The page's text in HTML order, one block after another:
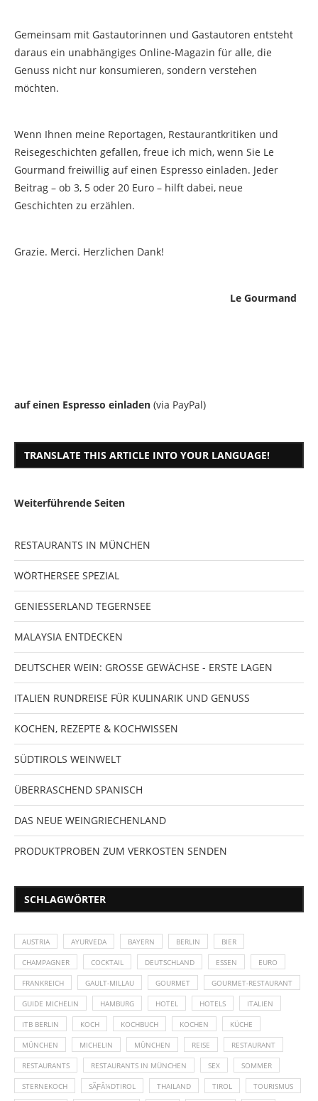
Gemeinsam mit Gastautorinnen und Gastautoren entsteht
daraus ein unabhängiges Online-Magazin für alle, die
Genuss nicht nur konsumieren, sondern verstehen
möchten.
Wenn Ihnen meine Reportagen, Restaurantkritiken und
Reisegeschichten gefallen, freue ich mich, wenn Sie Le
Gourmand freiwillig auf einen Espresso einladen. Jeder
Beitrag – ob 3, 5 oder 20 Euro – hilft dabei, neue
Geschichten zu erzählen.
Grazie. Merci. Herzlichen Dank!
Le Gourmand
auf einen Espresso einladen (via PayPal)
TRANSLATE THIS ARTICLE INTO YOUR LANGUAGE!
Weiterführende Seiten
RESTAURANTS IN MÜNCHEN
WÖRTHERSEE SPEZIAL
GENIESSERLAND TEGERNSEE
MALAYSIA ENTDECKEN
DEUTSCHER WEIN: GROSSE GEWÄCHSE - ERSTE LAGEN
ITALIEN RUNDREISE FÜR KULINARIK UND GENUSS
KOCHEN, REZEPTE & KOCHWISSEN
SÜDTIROLS WEINWELT
ÜBERRASCHEND SPANISCH
DAS NEUE WEINGRIECHENLAND
PRODUKTPROBEN ZUM VERKOSTEN SENDEN
SCHLAGWÖRTER
AUSTRIA AYURVEDA BAYERN BERLIN BIER
CHAMPAGNER COCKTAIL DEUTSCHLAND ESSEN EURO
FRANKREICH GAULT-MILLAU GOURMET GOURMET-RESTAURANT
GUIDE MICHELIN HAMBURG HOTEL HOTELS ITALIEN
ITB BERLIN KOCH KOCHBUCH KOCHEN KÜCHE
MÜNCHEN MICHELIN MÜNCHEN REISE RESTAURANT
RESTAURANTS RESTAURANTS IN MÜNCHEN SEX SOMMER
STERNEKOCH SÃƑÂ¼DTIROL THAILAND TIROL TOURISMUS